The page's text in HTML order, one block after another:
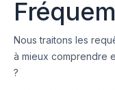
Nous traitons les
à mieux comprendre
?